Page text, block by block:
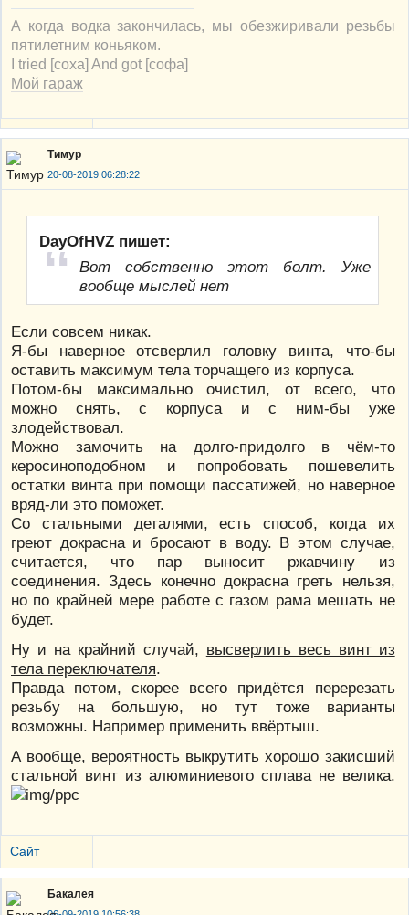
А когда водка закончилась, мы обезжиривали резьбы
пятилетним коньяком.
I tried [соха] And got [софа]
Мой гараж
Тимур
20-08-2019 06:28:22
DayOfHVZ пишет:
Вот собственно этот болт. Уже
вообще мыслей нет
Если совсем никак.
Я-бы наверное отсверлил головку винта, что-бы
оставить максимум тела торчащего из корпуса.
Потом-бы максимально очистил, от всего, что
можно снять, с корпуса и с ним-бы уже
злодействовал.
Можно замочить на долго-придолго в чём-то
керосиноподобном и попробовать пошевелить
остатки винта при помощи пассатижей, но наверное
вряд-ли это поможет.
Со стальными деталями, есть способ, когда их
греют докрасна и бросают в воду. В этом случае,
считается, что пар выносит ржавчину из
соединения. Здесь конечно докрасна греть нельзя,
но по крайней мере работе с газом рама мешать не
будет.
Ну и на крайний случай, высверлить весь винт из
тела переключателя.
Правда потом, скорее всего придётся перерезать
резьбу на большую, но тут тоже варианты
возможны. Например применить ввёртыш.
А вообще, вероятность выкрутить хорошо закисший
стальной винт из алюминиевого сплава не велика.
Сайт
Бакалея